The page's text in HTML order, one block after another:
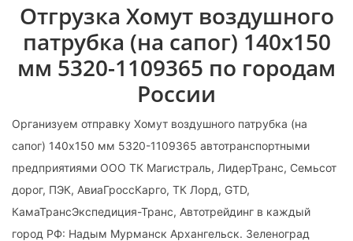
Отгрузка Хомут воздушного
патрубка (на сапог) 140х150
мм 5320-1109365 по городам
России
Организуем отправку Хомут воздушного патрубка (на
сапог) 140х150 мм 5320-1109365 автотранспортными
предприятиями ООО ТК Магистраль, ЛидерТранс, Семьсот
дорог, ПЭК, АвиаГроссКарго, ТК Лорд, GTD,
КамаТрансЭкспедиция-Транс, Автотрейдинг в каждый
город РФ: Надым Мурманск Архангельск. Зеленоград